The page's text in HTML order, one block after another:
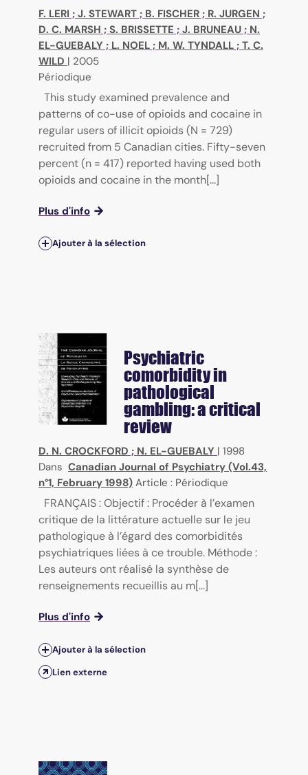
F. LERI ; J. STEWART ; B. FISCHER ; R. JURGEN ;
D. C. MARSH ; S. BRISSETTE ; J. BRUNEAU ; N.
EL-GUEBALY ; L. NOEL ; M. W. TYNDALL ; T. C.
WILD | 2005
Périodique
This study examined prevalence and
patterns of co-use of opioids and cocaine in
regular users of illicit opioids (N = 729)
recruited from 5 Canadian cities. Fifty-seven
percent (n = 417) reported having used both
opioids and cocaine in the month[...]
Plus d'info
Ajouter à la sélection
Psychiatric
comorbidity in
pathological
gambling: a critical
review
D. N. CROCKFORD ; N. EL-GUEBALY | 1998
Dans Canadian Journal of Psychiatry (Vol.43,
n°1, February 1998) Article : Périodique
FRANÇAIS : Objectif : Procéder à l’examen
critique de la littérature actuelle sur le jeu
pathologique à l’égard des comorbidités
psychiatriques liées à ce trouble. Méthode :
Les auteurs ont réalisé la synthèse de
renseignements recueillis au m[...]
Plus d'info
Ajouter à la sélection
Lien externe